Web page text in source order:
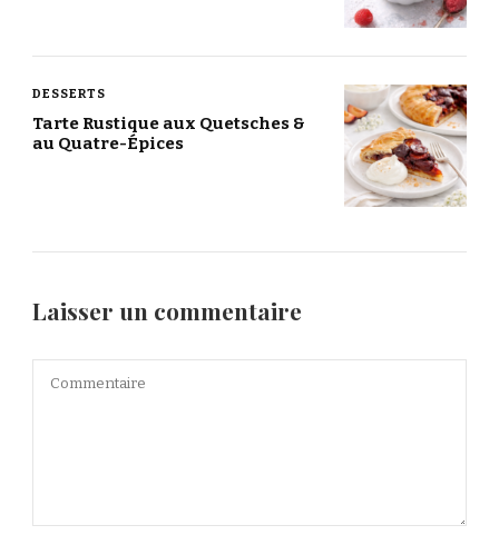
DESSERTS
Tarte Rustique aux Quetsches &
au Quatre-Épices
Laisser un commentaire